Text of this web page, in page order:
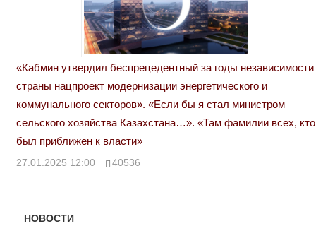
«Кабмин утвердил беспрецедентный за годы независимости
страны нацпроект модернизации энергетического и
коммунального секторов». «Если бы я стал министром
сельского хозяйства Казахстана…». «Там фамилии всех, кто
был приближен к власти»
27.01.2025 12:00 40536
НОВОСТИ